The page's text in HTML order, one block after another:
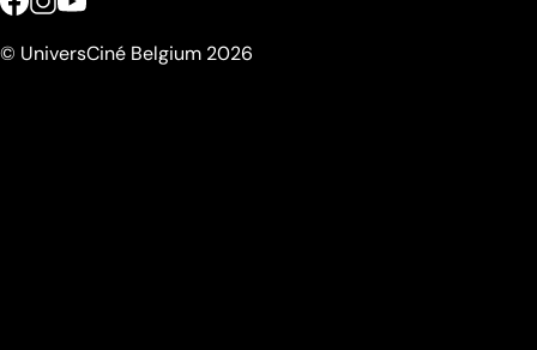
© UniversCiné Belgium 2026